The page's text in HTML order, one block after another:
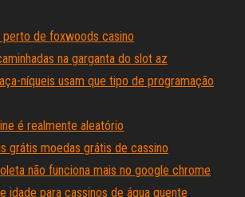
perto de foxwoods casino
na garganta do slot az
níqueis usam que tipo de programação
é realmente aleatório
grátis moedas grátis de cassino
não funciona mais no google chrome
idade para cassinos de água quente